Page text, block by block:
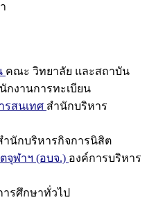
คณะ วิทยาลัย และสถาบัน
กงานการทะเบียน
รสนเทศ สำนักบริหาร
ำนักบริหารกิจการนิสิต
จุฬาฯ (อบจ.) องค์การบริหาร
รศึกษาทั่วไป